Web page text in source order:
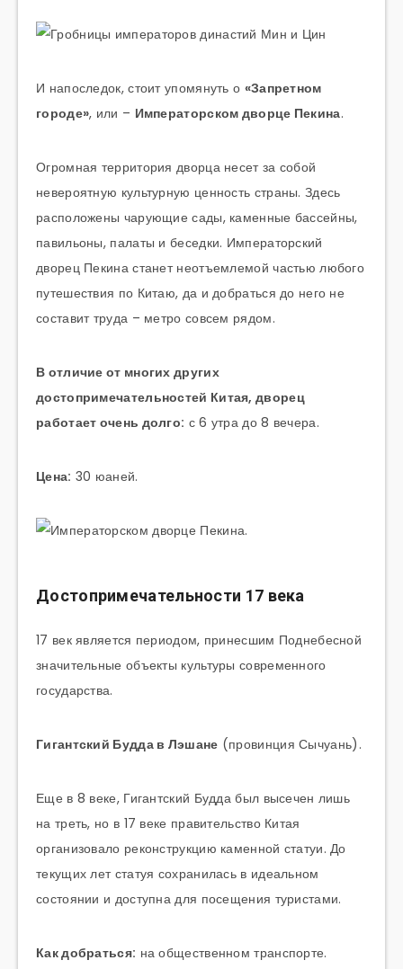
И напоследок, стоит упомянуть о «Запретном
городе», или – Императорском дворце Пекина.
Огромная территория дворца несет за собой
невероятную культурную ценность страны. Здесь
расположены чарующие сады, каменные бассейны,
павильоны, палаты и беседки. Императорский
дворец Пекина станет неотъемлемой частью любого
путешествия по Китаю, да и добраться до него не
составит труда – метро совсем рядом.
В отличие от многих других
достопримечательностей Китая, дворец
работает очень долго: с 6 утра до 8 вечера.
Цена: 30 юаней.
Достопримечательности 17 века
17 век является периодом, принесшим Поднебесной
значительные объекты культуры современного
государства.
Гигантский Будда в Лэшане (провинция Сычуань).
Еще в 8 веке, Гигантский Будда был высечен лишь
на треть, но в 17 веке правительство Китая
организовало реконструкцию каменной статуи. До
текущих лет статуя сохранилась в идеальном
состоянии и доступна для посещения туристами.
Как добраться: на общественном транспорте.